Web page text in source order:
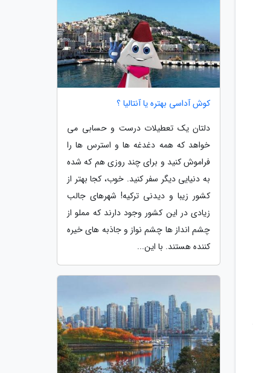
کوش آداسی بهتره یا آنتالیا ؟
دلتان یک تعطیلات درست و حسابی می
خواهد که همه دغدغه ها و استرس ها را
فراموش کنید و برای چند روزی هم که شده
به دنیایی دیگر سفر کنید. خوب، کجا بهتر از
کشور زیبا و دیدنی ترکیه! شهرهای جالب
زیادی در این کشور وجود دارند که مملو از
چشم انداز ها چشم نواز و جاذبه های خیره
کننده هستند. با این...